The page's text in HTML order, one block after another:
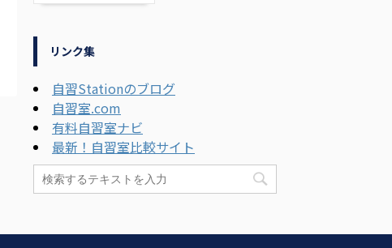
リンク集
自習Stationのブログ
自習室.com
有料自習室ナビ
最新！自習室比較サイト